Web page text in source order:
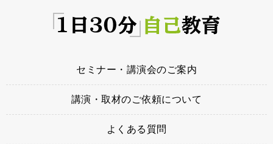
セミナー・講演会のご案内
講演・取材のご依頼について
よくある質問